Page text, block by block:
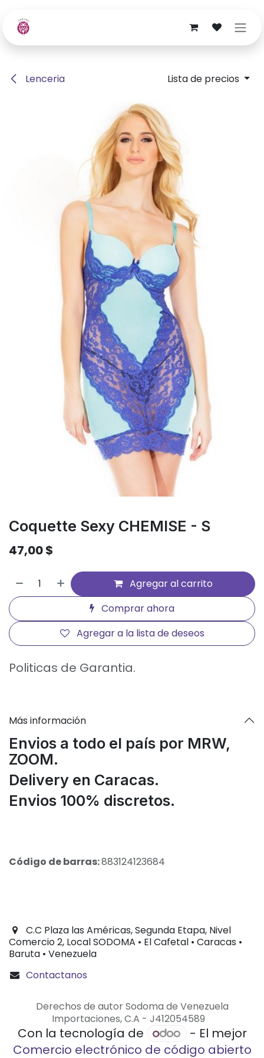
Lenceria Lista de precios
Coquette Sexy CHEMISE - S
47,00$
Agregar al carrito
Comprar ahora
Agregar a la lista de deseos
Politicas de Garantia.
Más información
Envios a todo el país por MRW,
ZOOM.
Delivery en Caracas.
Envios 100% discretos.
Código de barras:883124123684
C.C Plaza las Américas, Segunda Etapa, Nivel
Comercio 2, Local SODOMA • El Cafetal • Caracas •
Baruta • Venezuela
Contactanos
Derechos de autor Sodoma de Venezuela
Importaciones, C.A - J412054589
Con la tecnología de
- El mejor
Comercio electrónico de código abierto